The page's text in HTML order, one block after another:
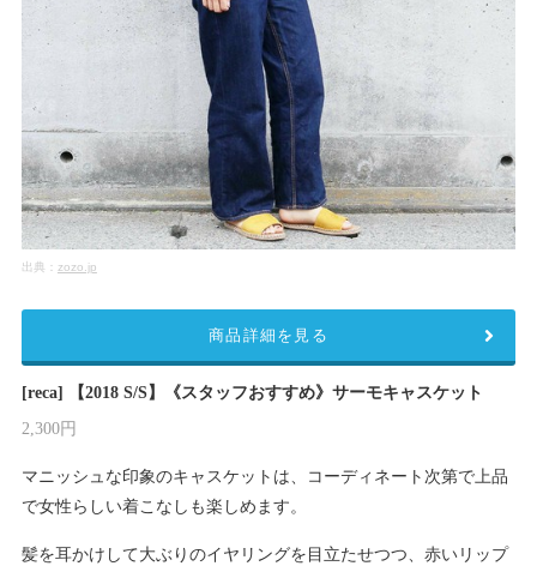
出典： zozo.jp
[reca] 【2018 S/S】《スタッフおすすめ》サーモキャスケット
2,300円
マニッシュな印象のキャスケットは、コーディネート次第で上品
で女性らしい着こなしも楽しめます。
髪を耳かけして大ぶりのイヤリングを目立たせつつ、赤いリップ
商品詳細を見る